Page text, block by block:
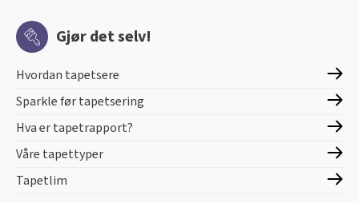
Gjør det selv!
Hvordan tapetsere
Sparkle før tapetsering
Hva er tapetrapport?
Våre tapettyper
Tapetlim